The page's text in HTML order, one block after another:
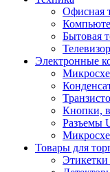
Офисная
Бытовая
Электронные
Кнопки,
Разъемы
Товары для
Этикетки